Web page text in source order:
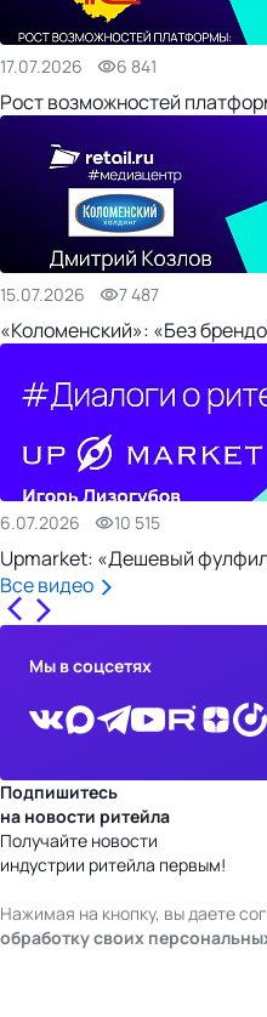
17.07.2026 6 841
Рост возможностей
15.07.2026 7 487
«Коломенский»: «Без
6.07.2026 10 515
Upmarket: «Дешевый
Все видео
Мы в соцсетях
Подпишитесь
на новости ритейла
Получайте новости
индустрии ритейла первым!
Нажимая на кнопку, вы даете
обработку своих